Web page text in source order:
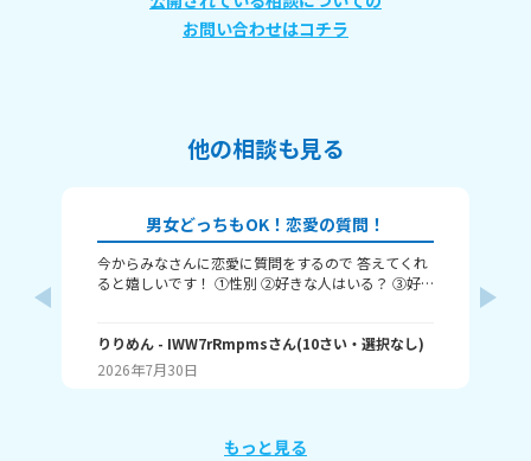
お問い合わせはコチラ
他の相談も見る
男女どっちもOK！恋愛の質問！
今からみなさんに恋愛に質問をするので 答えてくれ
ると嬉しいです！ ①性別 ②好きな人はいる？ ③好
す！ 最後まで見てくれてありがとう！ ではバイバ
イ！
りりめん - IWW7rRmpmsさん(10さい・ 選択なし)
2026年7月30日
もっと見る